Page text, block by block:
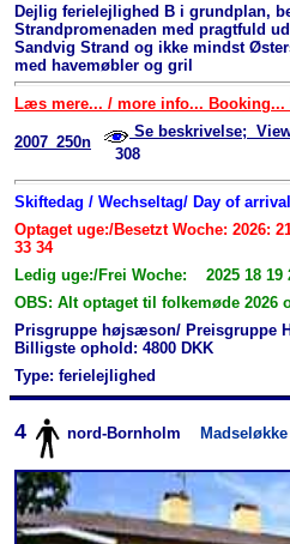
Dejlig ferielejlighed B i grundplan,
Strandpromenaden med pragtfuld
Sandvig Strand og ikke mindst
med havemøbler og gril
Læs mere... / more info... Booking...
2007_250n
Se beskrivelse;
308
Skiftedag / Wechseltag/ Day of
Optaget uge:/Besetzt Woche: 2026:
33 34
Ledig uge:/Frei Woche: 2025 18 19
OBS: Alt optaget til folkemøde 2026
Prisgruppe højsæson/ Preisgruppe
Billigste ophold: 4800 DKK
Type: ferielejlighed
4 nord-Bornholm